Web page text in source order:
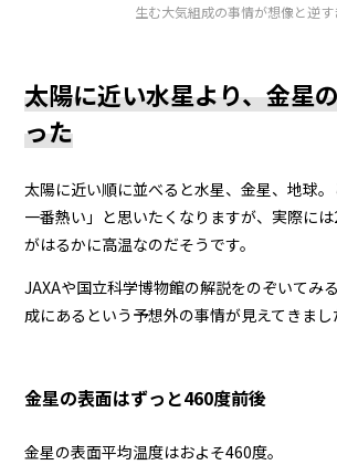
生む大気組成の事情が想像と逆す
太陽に近い水星より、金星
った
太陽に近い順に並べると水星、金星、地球
一番熱い」と思いたくなりますが、実際に
がはるかに高温なのだそうです。
JAXAや国立科学博物館の解説をのぞいてみ
成にあるという予想外の事情が見えてきまし
金星の表面はずっと460度前後
金星の表面平均温度はおよそ460度。